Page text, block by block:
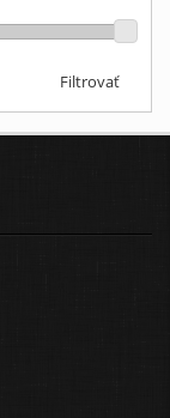
Filtrovať